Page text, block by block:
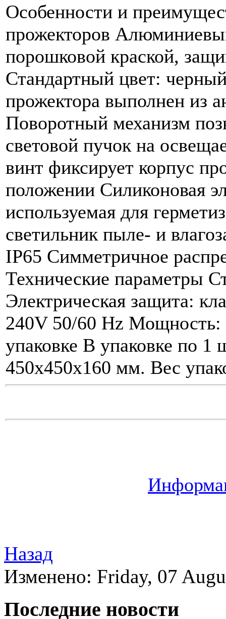
Особенности и
прожекторов
порошковой краской,
Стандартный цвет:
прожектора выполнен из
Поворотный механизм
световой пучок на
винт фиксирует корпус
положении Силиконовая
используемая для
светильник пыле- и
IP65 Симметричное
Технические параметры
Электрическая защита:
240V 50/60 Hz
упаковке В упаковке по 1
450x450x160 мм. Вес
Назад
Изменено: Friday, 07
Последние новости